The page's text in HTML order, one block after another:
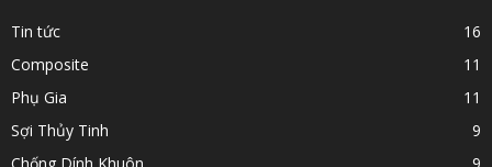
Tin tức
16
Composite
11
Phụ Gia
11
Sợi Thủy Tinh
9